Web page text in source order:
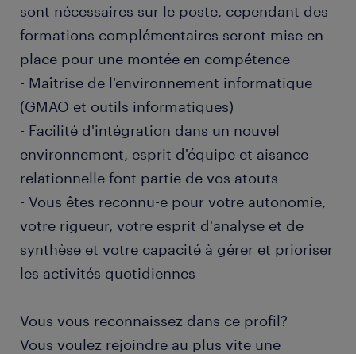
sont nécessaires sur le poste, cependant des
formations complémentaires seront mise en
place pour une montée en compétence
- Maîtrise de l'environnement informatique
(GMAO et outils informatiques)
- Facilité d'intégration dans un nouvel
environnement, esprit d'équipe et aisance
relationnelle font partie de vos atouts
- Vous êtes reconnu-e pour votre autonomie,
votre rigueur, votre esprit d'analyse et de
synthèse et votre capacité à gérer et prioriser
les activités quotidiennes
Vous vous reconnaissez dans ce profil?
Vous voulez rejoindre au plus vite une